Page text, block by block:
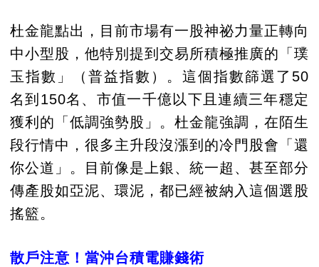
杜金龍點出，目前市場有一股神祕力量正轉向
中小型股，他特別提到交易所積極推廣的「璞
玉指數」（普益指數）。這個指數篩選了50
名到150名、市值一千億以下且連續三年穩定
獲利的「低調強勢股」。杜金龍強調，在陌生
段行情中，很多主升段沒漲到的冷門股會「還
你公道」。目前像是上銀、統一超、甚至部分
傳產股如亞泥、環泥，都已經被納入這個選股
搖籃。
散戶注意！當沖台積電賺錢術